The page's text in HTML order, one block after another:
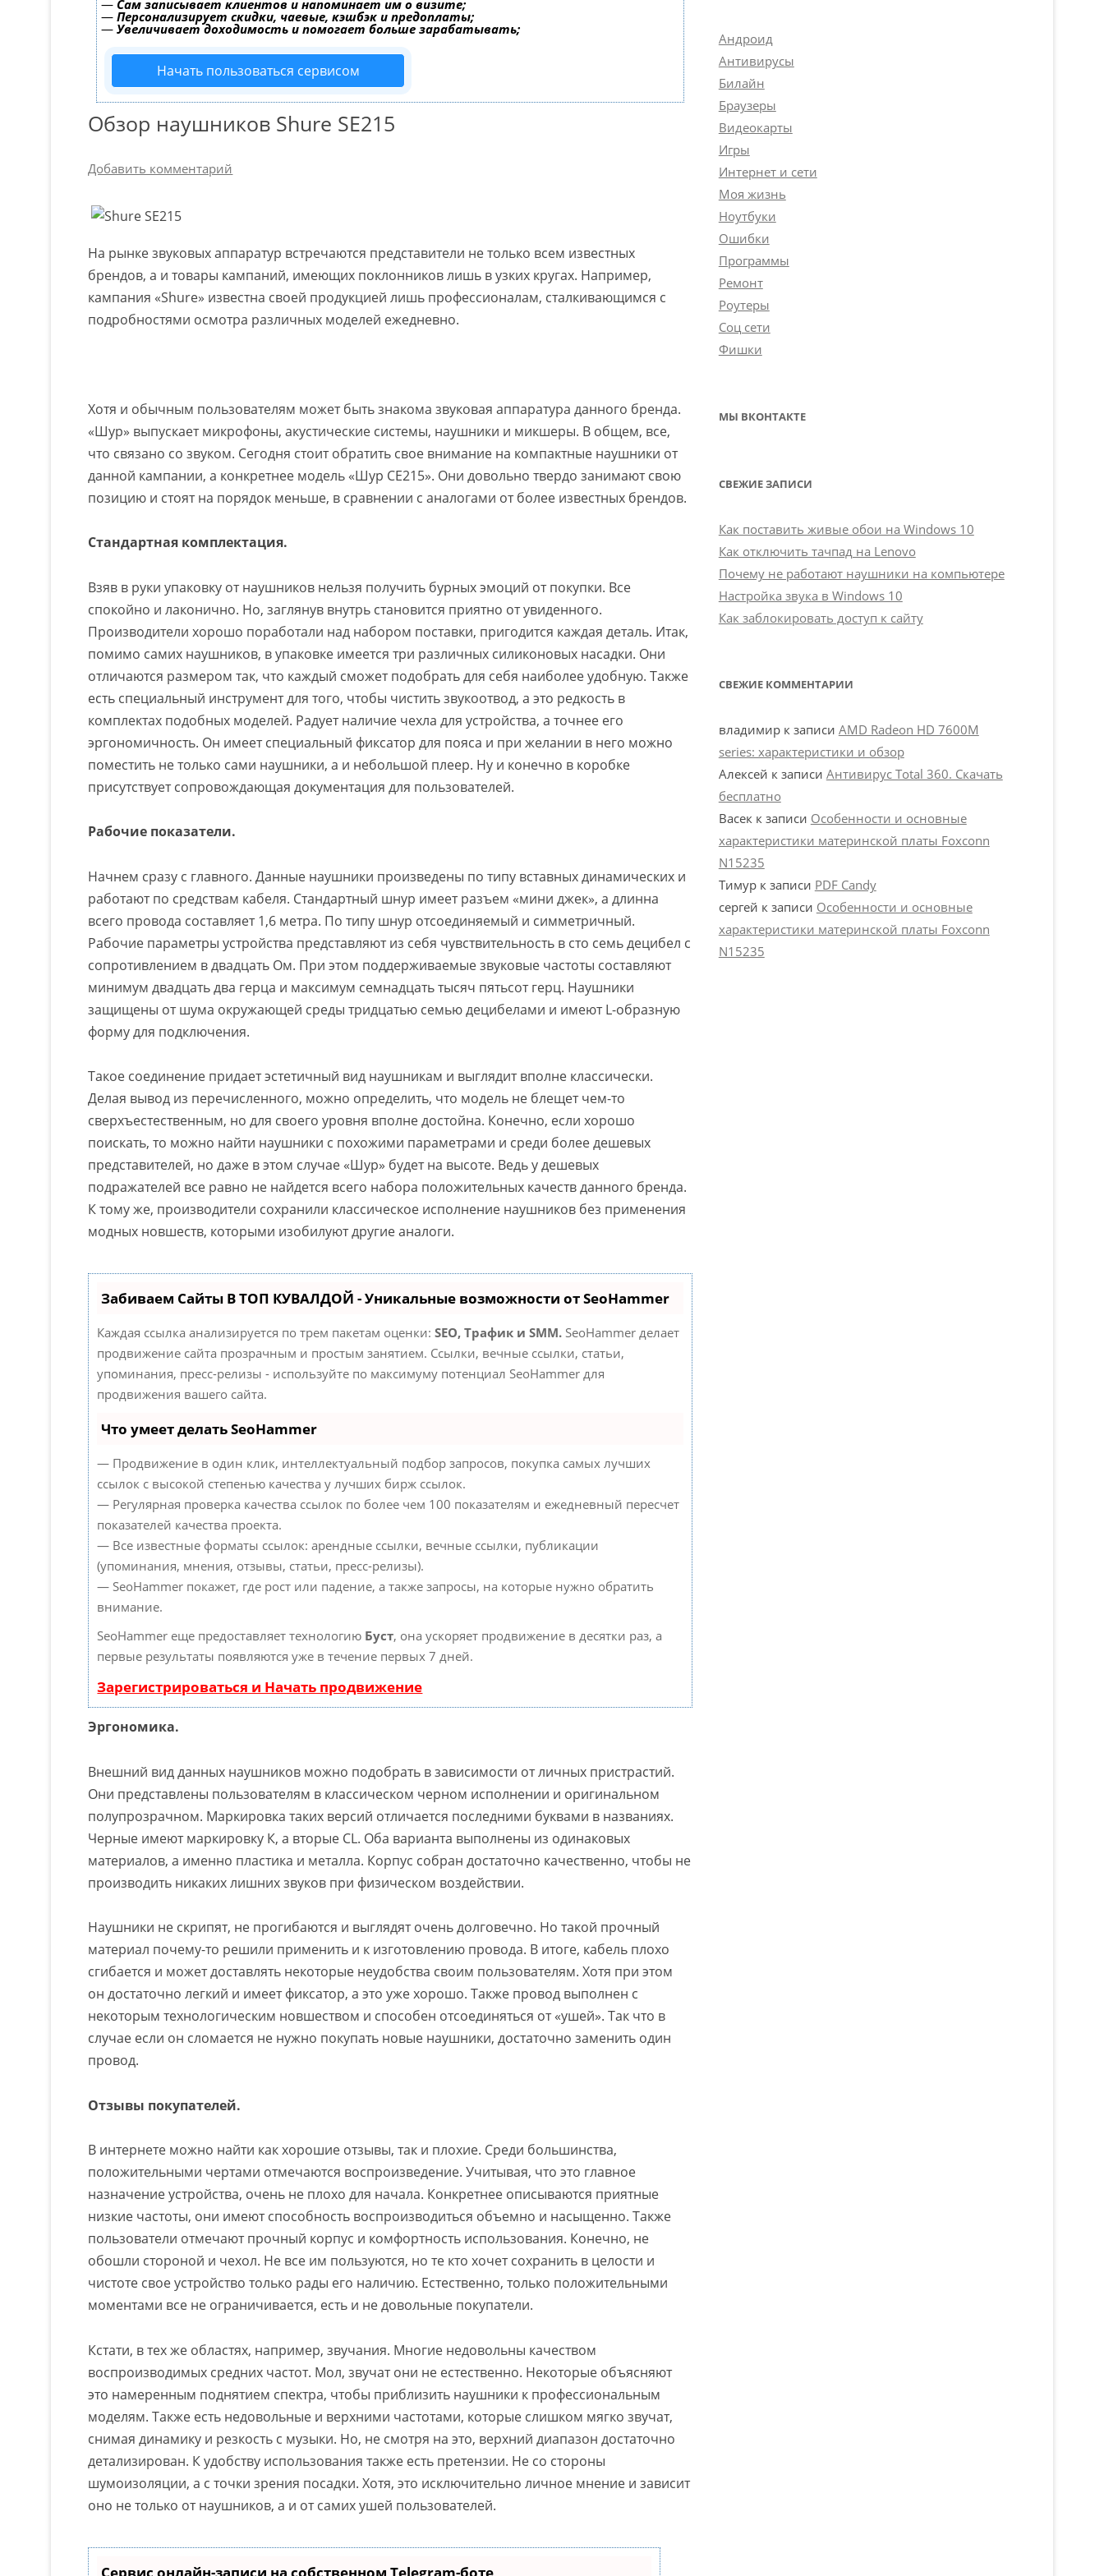
— Сам записывает клиентов и напоминает им о визите;
—Персонализирует скидки, чаевые, кэшбэк и предоплаты;
—Увеличивает доходимость и помогает больше зарабатывать;
Начать пользоваться сервисом
Обзор наушников Shure SE215
Добавить комментарий
На рынке звуковых аппаратур встречаются представители не только всем известных
брендов, а и товары кампаний, имеющих поклонников лишь в узких кругах. Например,
кампания «Shure» известна своей продукцией лишь профессионалам, сталкивающимся с
подробностями осмотра различных моделей ежедневно.
Хотя и обычным пользователям может быть знакома звуковая аппаратура данного бренда.
«Шур» выпускает микрофоны, акустические системы, наушники и микшеры. В общем, все,
что связано со звуком. Сегодня стоит обратить свое внимание на компактные наушники от
данной кампании, а конкретнее модель «Шур СЕ215». Они довольно твердо занимают свою
позицию и стоят на порядок меньше, в сравнении с аналогами от более известных брендов.
Стандартная комплектация.
Взяв в руки упаковку от наушников нельзя получить бурных эмоций от покупки. Все
спокойно и лаконично. Но, заглянув внутрь становится приятно от увиденного.
Производители хорошо поработали над набором поставки, пригодится каждая деталь. Итак,
помимо самих наушников, в упаковке имеется три различных силиконовых насадки. Они
отличаются размером так, что каждый сможет подобрать для себя наиболее удобную. Также
есть специальный инструмент для того, чтобы чистить звукоотвод, а это редкость в
комплектах подобных моделей. Радует наличие чехла для устройства, а точнее его
эргономичность. Он имеет специальный фиксатор для пояса и при желании в него можно
поместить не только сами наушники, а и небольшой плеер. Ну и конечно в коробке
присутствует сопровождающая документация для пользователей.
Рабочие показатели.
Начнем сразу с главного. Данные наушники произведены по типу вставных динамических и
работают по средствам кабеля. Стандартный шнур имеет разъем «мини джек», а длинна
всего провода составляет 1,6 метра. По типу шнур отсоединяемый и симметричный.
Рабочие параметры устройства представляют из себя чувствительность в сто семь децибел с
сопротивлением в двадцать Ом. При этом поддерживаемые звуковые частоты составляют
минимум двадцать два герца и максимум семнадцать тысяч пятьсот герц. Наушники
защищены от шума окружающей среды тридцатью семью децибелами и имеют L-образную
форму для подключения.
Такое соединение придает эстетичный вид наушникам и выглядит вполне классически.
Делая вывод из перечисленного, можно определить, что модель не блещет чем-то
сверхъестественным, но для своего уровня вполне достойна. Конечно, если хорошо
поискать, то можно найти наушники с похожими параметрами и среди более дешевых
представителей, но даже в этом случае «Шур» будет на высоте. Ведь у дешевых
подражателей все равно не найдется всего набора положительных качеств данного бренда.
К тому же, производители сохранили классическое исполнение наушников без применения
модных новшеств, которыми изобилуют другие аналоги.
Забиваем Сайты В ТОП КУВАЛДОЙ - Уникальные возможности от SeoHammer
Каждая ссылка анализируется по трем пакетам оценки:SEO, Трафик и SMM. SeoHammer делает
продвижение сайта прозрачным и простым занятием. Ссылки, вечные ссылки, статьи,
упоминания, пресс-релизы - используйте по максимуму потенциал SeoHammer для
продвижения вашего сайта.
Что умеет делать SeoHammer
— Продвижение в один клик, интеллектуальный подбор запросов, покупка самых лучших
ссылок с высокой степенью качества у лучших бирж ссылок.
— Регулярная проверка качества ссылок по более чем 100 показателям и ежедневный пересчет
показателей качества проекта.
— Все известные форматы ссылок: арендные ссылки, вечные ссылки, публикации
(упоминания, мнения, отзывы, статьи, пресс-релизы).
— SeoHammer покажет, где рост или падение, а также запросы, на которые нужно обратить
внимание.
SeoHammer еще предоставляет технологию Буст, она ускоряет продвижение в десятки раз, а
первые результаты появляются уже в течение первых 7 дней.
Зарегистрироваться и Начать продвижение
Эргономика.
Внешний вид данных наушников можно подобрать в зависимости от личных пристрастий.
Они представлены пользователям в классическом черном исполнении и оригинальном
полупрозрачном. Маркировка таких версий отличается последними буквами в названиях.
Черные имеют маркировку К, а вторые CL. Оба варианта выполнены из одинаковых
материалов, а именно пластика и металла. Корпус собран достаточно качественно, чтобы не
производить никаких лишних звуков при физическом воздействии.
Наушники не скрипят, не прогибаются и выглядят очень долговечно. Но такой прочный
материал почему-то решили применить и к изготовлению провода. В итоге, кабель плохо
сгибается и может доставлять некоторые неудобства своим пользователям. Хотя при этом
он достаточно легкий и имеет фиксатор, а это уже хорошо. Также провод выполнен с
некоторым технологическим новшеством и способен отсоединяться от «ушей». Так что в
случае если он сломается не нужно покупать новые наушники, достаточно заменить один
провод.
Отзывы покупателей.
В интернете можно найти как хорошие отзывы, так и плохие. Среди большинства,
положительными чертами отмечаются воспроизведение. Учитывая, что это главное
назначение устройства, очень не плохо для начала. Конкретнее описываются приятные
низкие частоты, они имеют способность воспроизводиться объемно и насыщенно. Также
пользователи отмечают прочный корпус и комфортность использования. Конечно, не
обошли стороной и чехол. Не все им пользуются, но те кто хочет сохранить в целости и
чистоте свое устройство только рады его наличию. Естественно, только положительными
моментами все не ограничивается, есть и не довольные покупатели.
Кстати, в тех же областях, например, звучания. Многие недовольны качеством
воспроизводимых средних частот. Мол, звучат они не естественно. Некоторые объясняют
это намеренным поднятием спектра, чтобы приблизить наушники к профессиональным
моделям. Также есть недовольные и верхними частотами, которые слишком мягко звучат,
снимая динамику и резкость с музыки. Но, не смотря на это, верхний диапазон достаточно
детализирован. К удобству использования также есть претензии. Не со стороны
шумоизоляции, а с точки зрения посадки. Хотя, это исключительно личное мнение и зависит
оно не только от наушников, а и от самих ушей пользователей.
Андроид
Антивирусы
Билайн
Браузеры
Видеокарты
Игры
Интернет и сети
Моя жизнь
Ноутбуки
Ошибки
Программы
Ремонт
Роутеры
Соц сети
Фишки
МЫ ВКОНТАКТЕ
СВЕЖИЕ ЗАПИСИ
Как поставить живые обои на Windows 10
Как отключить тачпад на Lenovo
Почему не работают наушники на компьютере
Настройка звука в Windows 10
Как заблокировать доступ к сайту
СВЕЖИЕ КОММЕНТАРИИ
владимирк записи AMD Radeon HD 7600M
series: характеристики и обзор
Алексей к записи Антивирус Total 360. Скачать
бесплатно
Васек к записи Особенности и основные
характеристики материнской платы Foxconn
N15235
Тимурк записи PDF Candy
сергей к записи Особенности и основные
характеристики материнской платы Foxconn
N15235